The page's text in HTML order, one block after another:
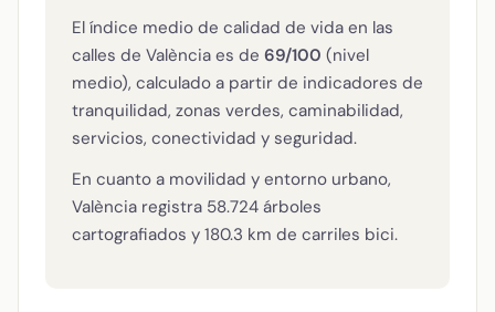
El índice medio de calidad de vida en las
calles de València es de 69/100 (nivel
medio), calculado a partir de indicadores de
tranquilidad, zonas verdes, caminabilidad,
servicios, conectividad y seguridad.
En cuanto a movilidad y entorno urbano,
València registra 58.724 árboles
cartografiados y 180.3 km de carriles bici.